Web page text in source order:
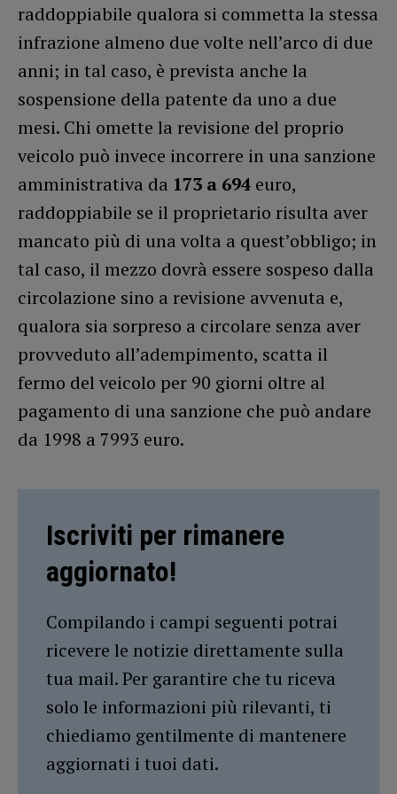
raddoppiabile qualora si commetta la stessa
infrazione almeno due volte nell’arco di due
anni; in tal caso, è prevista anche la
sospensione della patente da uno a due
mesi. Chi omette la revisione del proprio
veicolo può invece incorrere in una sanzione
amministrativa da 173 a 694 euro,
raddoppiabile se il proprietario risulta aver
mancato più di una volta a quest’obbligo; in
tal caso, il mezzo dovrà essere sospeso dalla
circolazione sino a revisione avvenuta e,
qualora sia sorpreso a circolare senza aver
provveduto all’adempimento, scatta il
fermo del veicolo per 90 giorni oltre al
pagamento di una sanzione che può andare
da 1998 a 7993 euro.
Iscriviti per rimanere
aggiornato!
Compilando i campi seguenti potrai
ricevere le notizie direttamente sulla
tua mail. Per garantire che tu riceva
solo le informazioni più rilevanti, ti
chiediamo gentilmente di mantenere
aggiornati i tuoi dati.